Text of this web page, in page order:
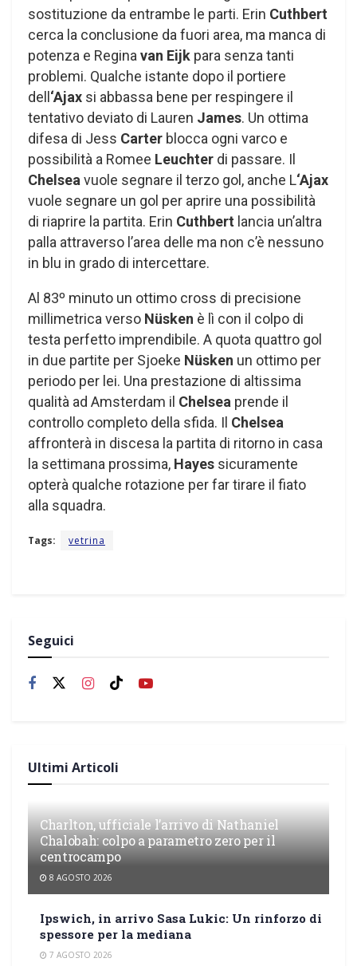
sostituzione da entrambe le parti. Erin Cuthbert
cerca la conclusione da fuori area, ma manca di
potenza e Reginavan Eijk para senza tanti
problemi. Qualche istante dopo il portiere
dell ‘Ajax si abbassa bene per respingere il
tentativo deviato di Lauren James. Un ottima
difesa di Jess Carter blocca ogni varco e
possibilità a Romee Leuchter di passare. Il
Chelseavuole segnare il terzo gol, anche L‘Ajax
vuole segnare un gol per aprire una possibilità
di riaprire la partita. Erin Cuthbert lancia un’altra
palla attraverso l’area delle ma non c’è nessuno
in blu in grado di intercettare.
Al 83º minuto un ottimo cross di precisione
millimetrica verso Nüsken è lì con il colpo di
testa perfetto imprendibile. A quota quattro gol
in due partite per Sjoeke Nüsken un ottimo per
periodo per lei. Una prestazione di altissima
qualità ad Amsterdam il Chelsea prende il
controllo completo della sfida. Il Chelsea
affronterà in discesa la partita di ritorno in casa
la settimana prossima, Hayes sicuramente
opterà qualche rotazione per far tirare il fiato
alla squadra.
Tags: vetrina
Seguici
Ultimi Articoli
Charlton, ufficiale l’arrivo di Nathaniel
Chalobah: colpo a parametro zero per il
centrocampo
8 AGOSTO 2026
Ipswich, in arrivo Sasa Lukic: Un rinforzo di
spessore per la mediana
7 AGOSTO 2026